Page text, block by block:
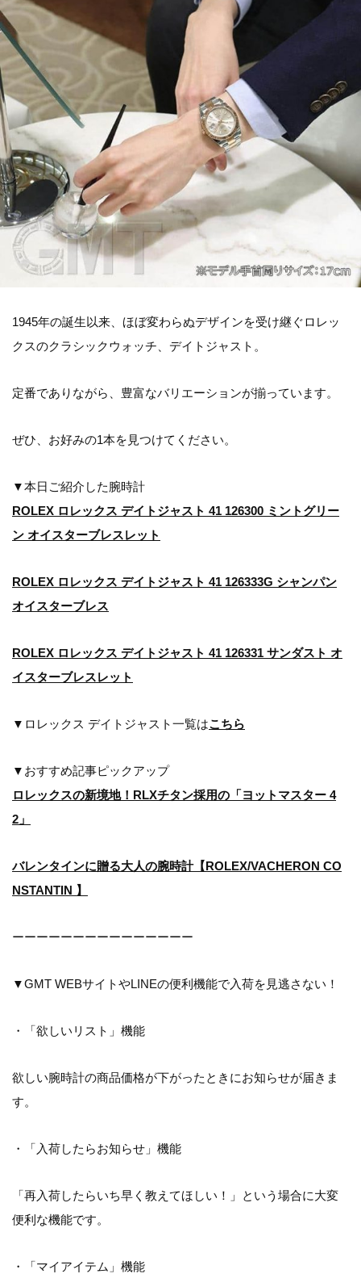
1945年の誕生以来、ほぼ変わらぬデザインを受け継ぐロレッ
クスのクラシックウォッチ、デイトジャスト。
定番でありながら、豊富なバリエーションが揃っています。
ぜひ、お好みの1本を見つけてください。
▼本日ご紹介した腕時計
ROLEX ロレックス デイトジャスト 41 126300 ミントグリー
ン オイスターブレスレット
ROLEX ロレックス デイトジャスト 41 126333G シャンパン
オイスターブレス
ROLEX ロレックス デイトジャスト 41 126331 サンダスト オ
イスターブレスレット
▼ロレックス デイトジャスト一覧はこちら
▼おすすめ記事ピックアップ
ロレックスの新境地！RLXチタン採用の「ヨットマスター 4
2」
バレンタインに贈る大人の腕時計【ROLEX/VACHERON CO
NSTANTIN 】
ーーーーーーーーーーーーーーー
▼GMT WEBサイトやLINEの便利機能で入荷を見逃さない！
・「欲しいリスト」機能
欲しい腕時計の商品価格が下がったときにお知らせが届きま
す。
・「入荷したらお知らせ」機能
「再入荷したらいち早く教えてほしい！」という場合に大変
便利な機能です。
・「マイアイテム」機能